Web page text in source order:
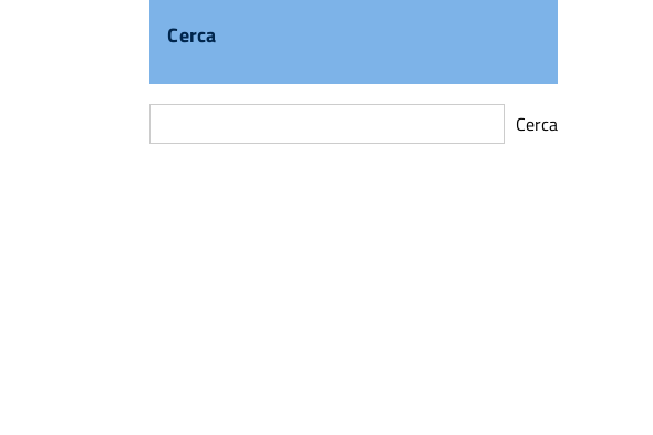
Cerca
Cerca